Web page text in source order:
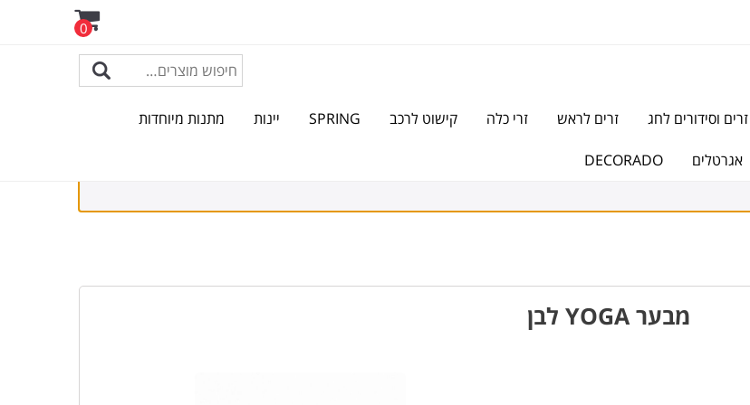
0
זרים וסידורים לחג זרים לראש זרי כלה קישוט לרכב SPRING יינות מתנות מיוחדות
אגרטלים
DECORADO
מבער YOGA לבן